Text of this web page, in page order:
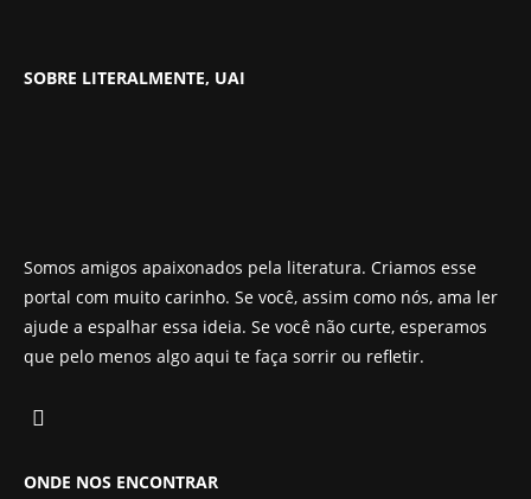
SOBRE LITERALMENTE, UAI
Somos amigos apaixonados pela literatura. Criamos esse
portal com muito carinho. Se você, assim como nós, ama ler
ajude a espalhar essa ideia. Se você não curte, esperamos
que pelo menos algo aqui te faça sorrir ou refletir.
ONDE NOS ENCONTRAR